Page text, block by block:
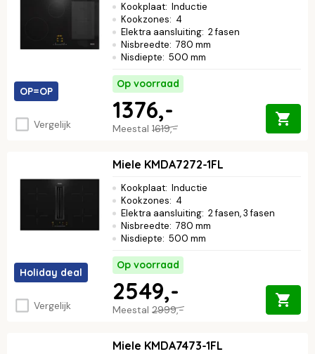
OP=OP
Vergelijk
Kookplaat: Inductie
Kookzones: 4
Elektra aansluiting: 2 fasen
Nisbreedte: 780 mm
Nisdiepte: 500 mm
Op voorraad
Meestal 1619,-
1376,-
Holiday deal
Vergelijk
Miele KMDA7272-1FL
Kookplaat: Inductie
Kookzones: 4
Elektra aansluiting: 2 fasen, 3 fasen
Nisbreedte: 780 mm
Nisdiepte: 500 mm
Op voorraad
Meestal 2999,-
2549,-
Miele KMDA7473-1FL